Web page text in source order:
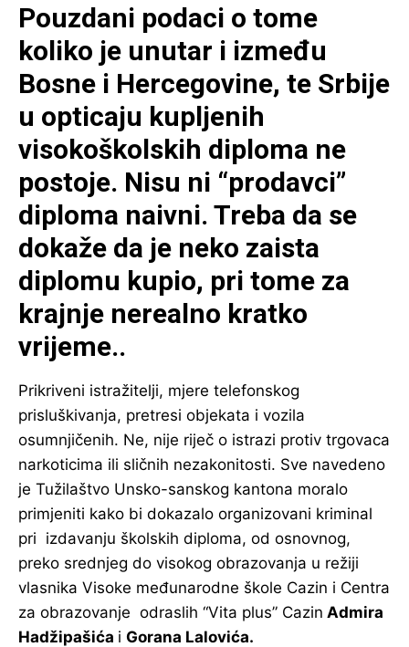
Pouzdani podaci o tome
koliko je unutar i između
Bosne i Hercegovine, te Srbije
u opticaju kupljenih
visokoškolskih diploma ne
postoje. Nisu ni “prodavci”
diploma naivni. Treba da se
dokaže da je neko zaista
diplomu kupio, pri tome za
krajnje nerealno kratko
vrijeme..
Prikriveni istražitelji, mjere telefonskog
prisluškivanja, pretresi objekata i vozila
osumnjičenih. Ne, nije riječ o istrazi protiv trgovaca
narkoticima ili sličnih nezakonitosti. Sve navedeno
je Tužilaštvo Unsko-sanskog kantona moralo
primjeniti kako bi dokazalo organizovani kriminal
pri izdavanju školskih diploma, od osnovnog,
preko srednjeg do visokog obrazovanja u režiji
vlasnika Visoke međunarodne škole Cazin i Centra
za obrazovanje odraslih “Vita plus” Cazin Admira
Hadžipašića i Gorana Lalovića.